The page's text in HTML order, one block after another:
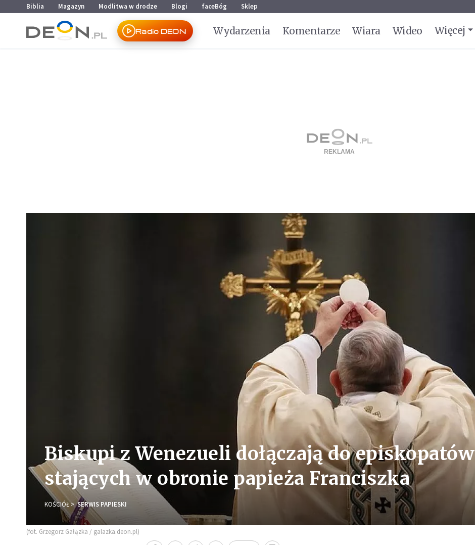
Przejdź do menu głównego
Przejdź do treści
Biblia Magazyn Modlitwa w drodze Blogi faceBóg Sklep
Radio DEON Wydarzenia Komentarze Wiara Wideo Więcej
Biskupi z Wenezueli dołączają do episkopatów
stających w obronie papieża Franciszka
KOŚCIÓŁ SERWIS PAPIESKI
(fot. Grzegorz Gałązka / galazka.deon.pl)